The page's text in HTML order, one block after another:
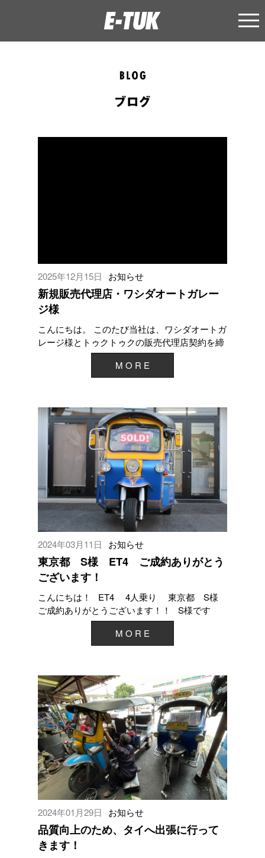
2025年12月15日 お知らせ
新規販売代理店・ワシダオートガレー
ジ様
こんにちは。 このたび当社は、ワシダオートガ
レージ様とトゥクトゥクの販売代理店契約を締
結いたしました。 ワシダオートガレージ様は、
M O R E
2024年03月11日 お知らせ
東京都 S様 ET4 ご成約ありがとう
ございます！
こんにちは！ ET4 4人乗り 東京都 S様
ご成約ありがとうございます！！ S様です
が、トゥクトゥクで日本...
M O R E
2024年01月29日 お知らせ
品質向上のため、タイへ出張に行って
きます！